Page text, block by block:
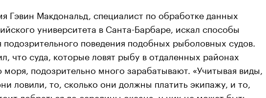
Гэвин Макдональд, специалист по обработке данных
университета в Санта-Барбаре, искал способы
подозрительного поведения подобных рыболовных судов.
что суда, которые ловят рыбу в отдаленных районах
моря, подозрительно много зарабатывают. «Учитывая виды,
ловили, то, сколько они должны платить экипажу, и то,